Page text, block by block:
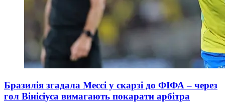
Бразилія згадала Мессі у скарзі до ФІФА – через
гол Вінісіуса вимагають покарати арбітра